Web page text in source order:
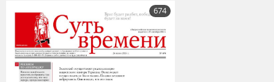
674